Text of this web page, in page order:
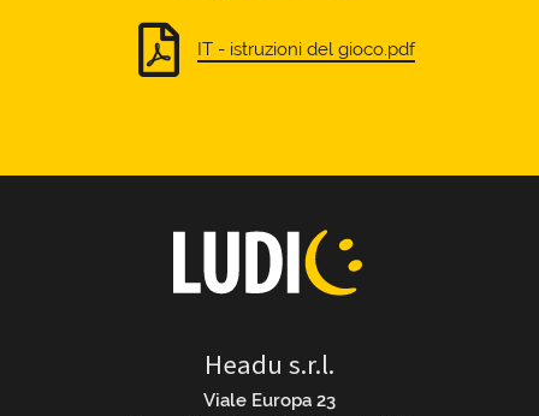
IT - istruzioni del gioco.pdf
Headu s.r.l.
Viale Europa 23